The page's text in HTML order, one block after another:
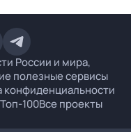
России и мира,
полезные сервисы
конфиденциальности
Топ-100Все проекты